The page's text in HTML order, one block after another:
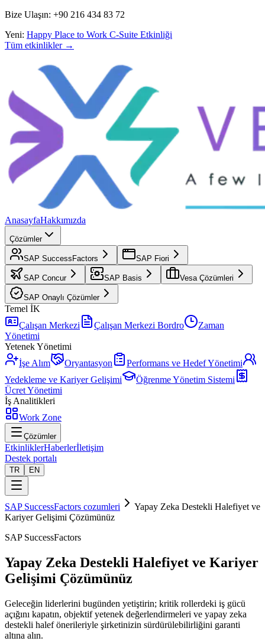
Bize Ulaşın: +90 216 434 83 72
Yeni: Happy Place to Work C-Suite Etkinliği
Tüm etkinlikler →
AnasayfaHakkımızda
Çözümler
SAP SuccessFactors SAP Fiori
SAP Concur SAP Basis Vesa Çözümleri
SAP Onaylı Çözümler
Temel İK
Çalışan Merkezi
Çalışan Merkezi Bordro
Zaman
Yönetimi
Yetenek Yönetimi
İşe Alım
Oryantasyon
Performans ve Hedef Yönetimi
Yedekleme ve Kariyer Gelişimi
Öğrenme Yönetim Sistemi
Ücret Yönetimi
İş Analitikleri
Work Zone
Çözümler
EtkinliklerHaberlerİletişim
Destek portalı
TR EN
SAP SuccessFactors cozumleri
Yapay Zeka Destekli Halefiyet ve
Kariyer Gelişimi Çözümünüz
SAP SuccessFactors
Yapay Zeka Destekli Halefiyet ve Kariyer
Gelişimi Çözümünüz
Geleceğin liderlerini bugünden yetiştirin; kritik rollerdeki iş gücü
açığını kapatın, objektif yetenek değerlendirmeleri ve yapay zeka
destekli halef önerileriyle şirketinizin sürdürülebilirliğini garanti
altına alın.